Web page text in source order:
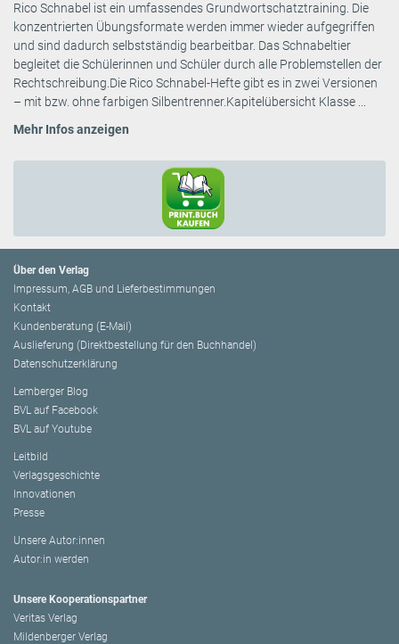
Rico Schnabel ist ein umfassendes Grundwortschatztraining. Die
konzentrierten Übungsformate werden immer wieder aufgegriffen
und sind dadurch selbstständig bearbeitbar. Das Schnabeltier
begleitet die Schülerinnen und Schüler durch alle Problemstellen der
Rechtschreibung.Die Rico Schnabel-Hefte gibt es in zwei Versionen
– mit bzw. ohne farbigen Silbentrenner.Kapitelübersicht Klasse ...
Mehr Infos anzeigen
Über den Verlag
Impressum, AGB und Lieferbestimmungen
Kontakt
Kundenberatung (E-Mail)
Auslieferung (Direktbestellung für den Buchhandel)
Datenschutzerklärung
Lemberger Blog
BVL auf Facebook
BVL auf Youtube
Leitbild
Verlagsgeschichte
Innovationen
Presse
Unsere Autor:innen
Autor:in werden
Unsere Kooperationspartner
Veritas Verlag
Mildenberger Verlag